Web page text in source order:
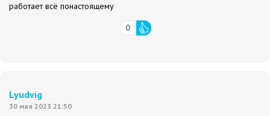
работает всё понастоящему
0
Lyudvig
30 мая 2023 21:50